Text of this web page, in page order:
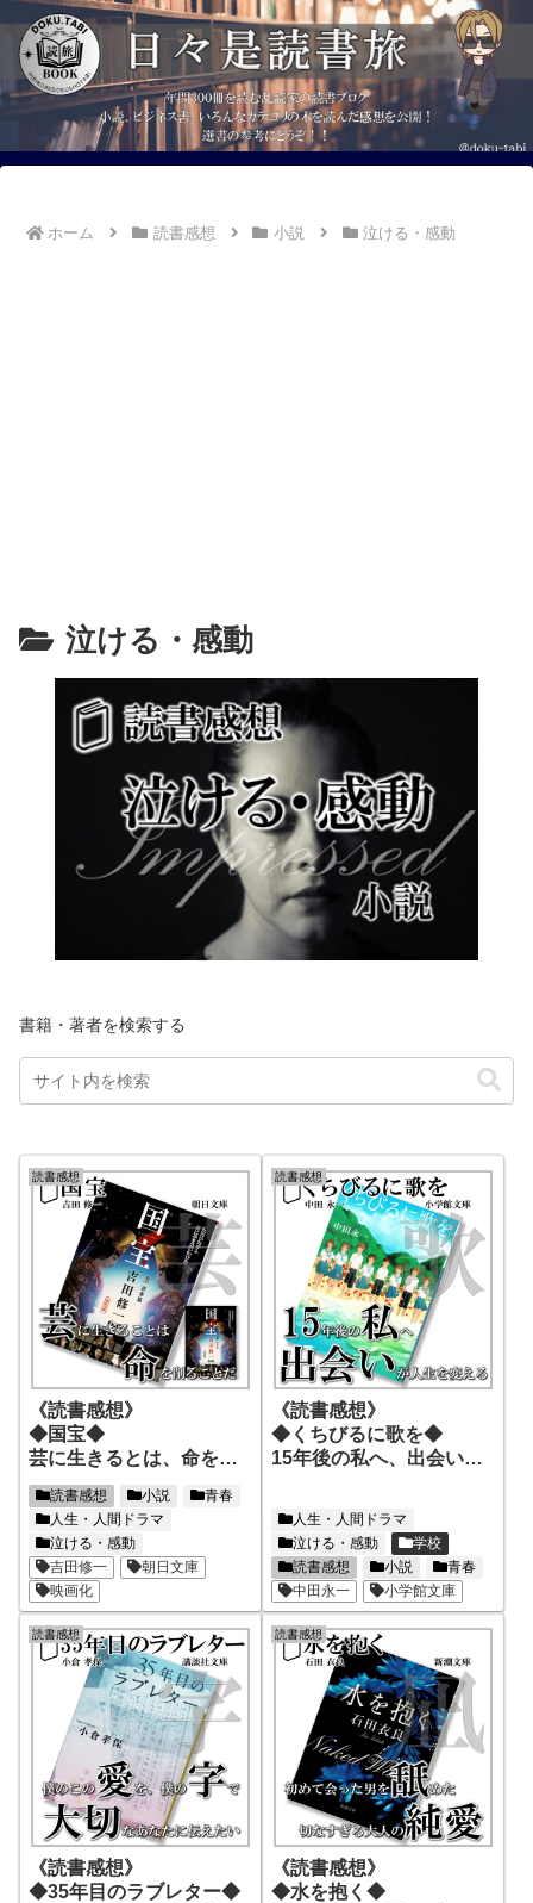
ホーム 読書感想 小説 泣ける・感動
泣ける・感動
書籍・著者を検索する
読書感想
《読書感想》
◆国宝◆
芸に生きるとは、命を削
ることだ
読書感想 小説
青春
人生・人間ドラマ
泣ける・感動
吉田修一
朝日文庫
映画化
読書感想
《読書感想》
◆くちびるに歌を◆
15年後の私へ、出会いが
人生・人間ドラマ
泣ける・感動
学校
読書感想
小説
青春
中田永一
小学館文庫
読書感想
《読書感想》
◆35年目のラブレター◆
読書感想
《読書感想》
◆水を抱く◆